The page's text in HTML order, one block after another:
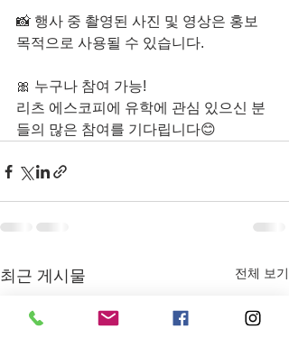
📸 행사 중 촬영된 사진 및 영상은 홍보
목적으로 사용될 수 있습니다.
🎀 누구나 참여 가능!
리츠 에스코피에 유학에 관심 있으신 분
들의 많은 참여를 기다립니다😊
최근 게시물 전체 보기